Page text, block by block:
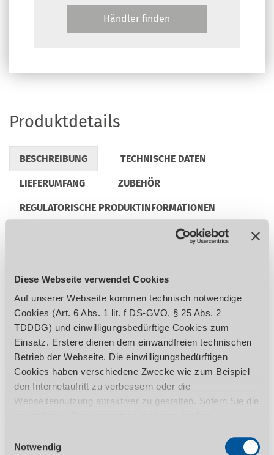
Diese Webseite verwendet Cookies
Auf unserer Webseite kommen technisch notwendige
Cookies (Art. 6 Abs. 1 lit. f DS-GVO, § 25 Abs. 2
TDDDG) und einwilligungsbedürftige Cookies zum
Einsatz. Erstere dienen dem einwandfreien technischen
Betrieb der Webseite. Die einwilligungsbedürftigen
Cookies haben verschiedene Zwecke wie zum Beispiel
den Internetaufritt zu verbessern oder die
Webseitennutzung attraktiver zu gestalten. Sofern Sie die
1 TDDDG erforderlich. Ihre erteilte Einwilligung können
Notwendig
Händler finden
Produktdetails
BESCHREIBUNG TECHNISCHE DATEN
LIEFERUMFANG ZUBEHÖR
REGULATORISCHE PRODUKTINFORMATIONEN
Kugelumlaufspindel in allen Achsen
Achse)
Werkzeugwechsel erfolgt mittels
Knopfdruck (elektropneumatische
Werkzeugspanneinrichtung)
Kühlmitteleinrichtung
Zentralschmierung
Signalleuchte
Schwenkbares Bedienpult